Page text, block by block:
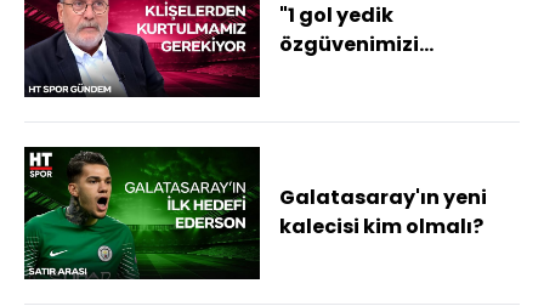
"1 gol yedik
özgüvenimizi
Galatasaray'ın yeni
kalecisi kim olmalı?